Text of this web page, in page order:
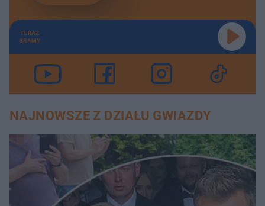
TERAZ
GRAMY
NAJNOWSZE Z DZIAŁU GWIAZDY